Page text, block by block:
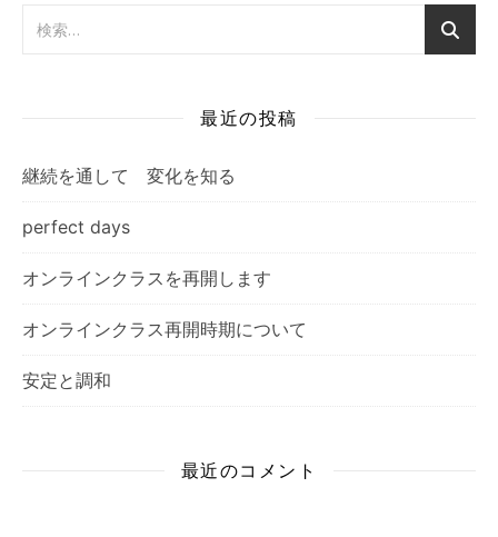
最近の投稿
継続を通して 変化を知る
perfect days
オンラインクラスを再開します
オンラインクラス再開時期について
安定と調和
最近のコメント